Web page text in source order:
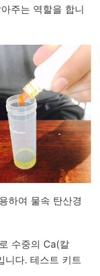
주는 역할을 합니
하여 물속 탄산경
수중의 Ca(칼
다. 테스트 키트